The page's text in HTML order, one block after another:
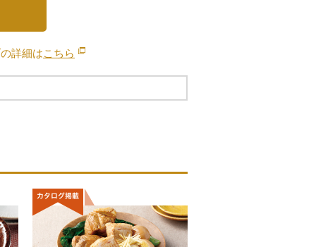
詳細はこちら 別のウィンドウで開きます。